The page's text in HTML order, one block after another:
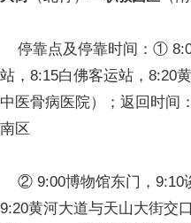
停靠点及停靠时间：①
站，8:15白佛客运站，8:20
中医骨病医院）；返回时间
南区
② 9:00博物馆东门，9:10
9:20黄河大道与天山大街交